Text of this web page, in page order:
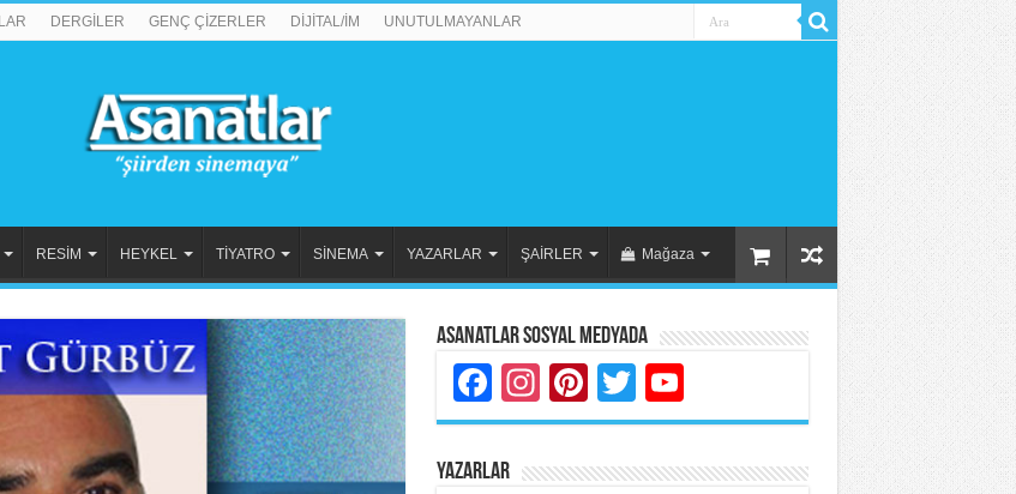
DERGİLER GENÇ ÇİZERLER DİJİTAL/İM UNUTULMAYANLAR
RESİM HEYKEL TİYATRO SİNEMA YAZARLAR ŞAİRLER Mağaza
Asanatlar Sosyal Medyada
Facebook
Instagram
Pinterest
Twitter
YAZARLAR